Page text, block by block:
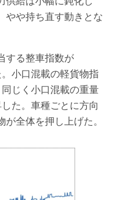
やや持ち直す動きとな
する整車指数が
小口混載の軽貨物指
じく小口混載の重量
た。車種ごとに方向
全体を押し上げた。